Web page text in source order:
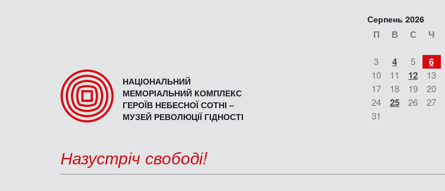
НАЦІОНАЛЬНИЙ
МЕМОРІАЛЬНИЙ КОМПЛЕКС
ГЕРОЇВ НЕБЕСНОЇ СОТНІ –
МУЗЕЙ РЕВОЛЮЦІЇ ГІДНОСТІ
Серпень 2026
П В С Ч
3 4 5 6
10
11 12 13
17
18 19 20
24
25 26 27
31
Назустріч свободі!